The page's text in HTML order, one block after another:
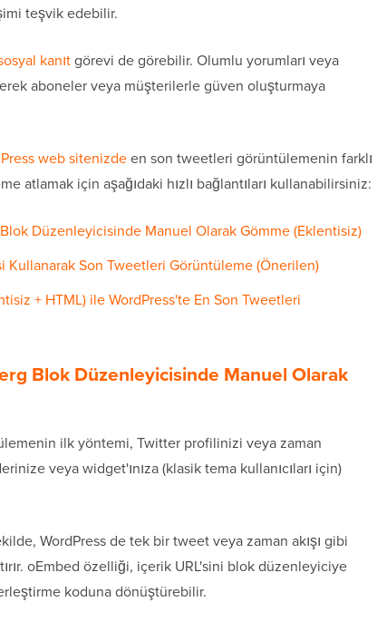
teşvik edebilir.
kanıtgörevi de görebilir. Olumlu yorumları veya
aboneler veya müşterilerle güven oluşturmaya
web sitenizdeen son tweetleri görüntülemenin farklı
atlamak için aşağıdaki hızlı bağlantıları kullanabilirsiniz:
Düzenleyicisinde Manuel Olarak Gömme (Eklentisiz)
Kullanarak Son Tweetleri Görüntüleme (Önerilen)
+ HTML) ile WordPress'te En Son Tweetleri
Blok Düzenleyicisinde Manuel Olarak
ilk yöntemi, Twitter profilinizi veya zaman
veya widget'ınıza (klasik tema kullanıcıları için)
WordPress de tek bir tweet veya zaman akışı gibi
oEmbed özelliği, içerik URL'sini blok düzenleyiciye
koduna dönüştürebilir.